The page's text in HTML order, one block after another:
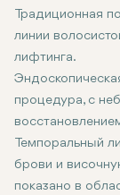
Традиционная
линии
лифтинга.
процедура, с
Темпоральный
брови и
показано в